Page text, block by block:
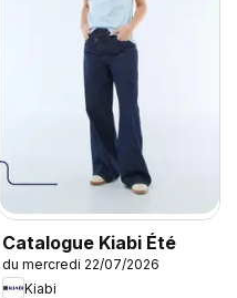
Catalogue Kiabi Été
du mercredi 22/07/2026
Kiabi